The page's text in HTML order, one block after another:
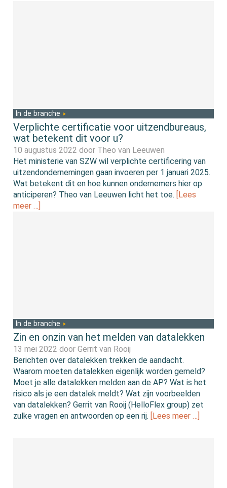
In de branche
Verplichte certificatie voor uitzendbureaus,
wat betekent dit voor u?
10 augustus 2022 door Theo van Leeuwen
Het ministerie van SZW wil verplichte certificering van
uitzendondernemingen gaan invoeren per 1 januari 2025.
Wat betekent dit en hoe kunnen ondernemers hier op
anticiperen? Theo van Leeuwen licht het toe. [Lees
meer …]
In de branche
Zin en onzin van het melden van datalekken
13 mei 2022 doorGerrit van Rooij
Berichten over datalekken trekken de aandacht.
Waarom moeten datalekken eigenlijk worden gemeld?
Moet je alle datalekken melden aan de AP? Wat is het
risico als je een datalek meldt? Wat zijn voorbeelden
van datalekken? Gerrit van Rooij (HelloFlex group) zet
zulke vragen en antwoorden op een rij.
[Lees meer …]